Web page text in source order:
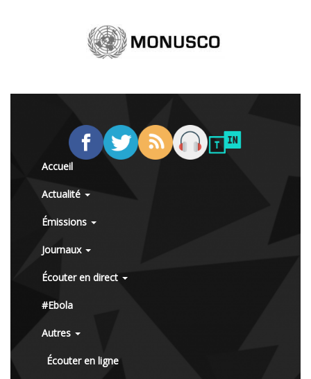
Accueil
Actualité
Émissions
Journaux
Écouter en direct
#Ebola
Autres
Écouter en ligne